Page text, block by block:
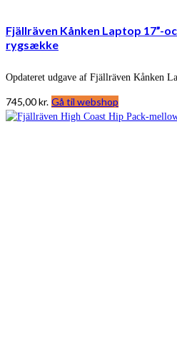
Fjällräven Kånken Laptop 17”-
rygsække
Opdateret udgave af Fjällräven Kånken
745,00kr. Gå til webshop